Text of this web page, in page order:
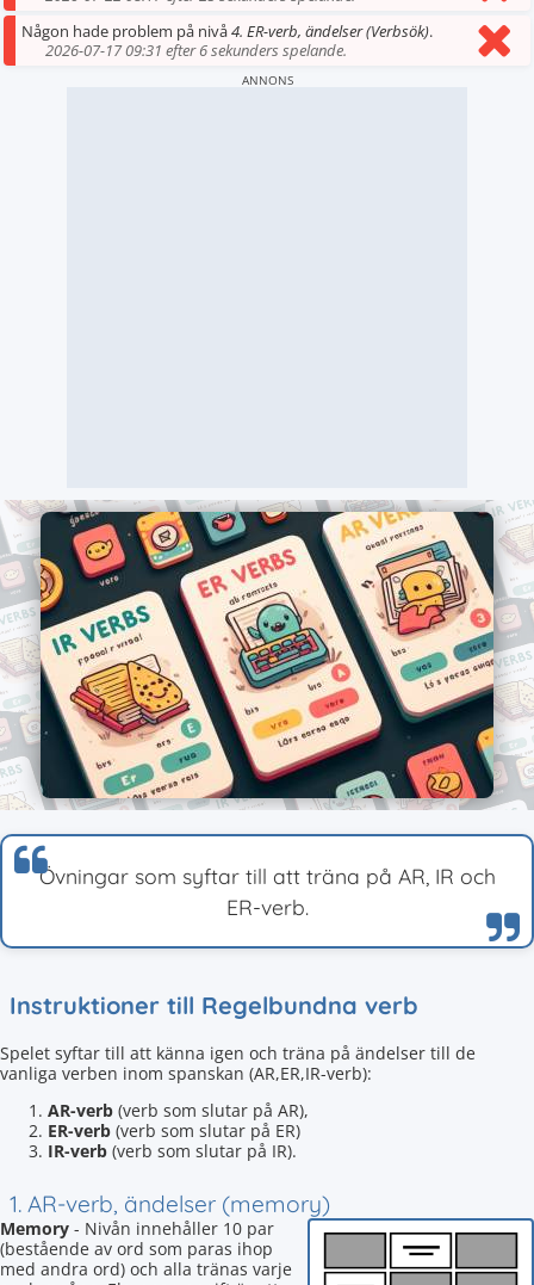
Någon hade problem på nivå4. ER-verb, ändelser (Verbsök).
2026-07-17 09:31 efter 6 sekunders spelande.
ANNONS
Övningar som syftar till att träna på AR, IR och
ER-verb.
Instruktioner till Regelbundna verb
Spelet syftar till att känna igen och träna på ändelser till de
vanliga verben inom spanskan (AR,ER,IR-verb):
AR-verb (verb som slutar på AR),
ER-verb (verb som slutar på ER)
IR-verb (verb som slutar på IR).
1. AR-verb, ändelser (memory)
Memory - Nivån innehåller 10 par
(bestående av ord som paras ihop
med andra ord) och alla tränas varje